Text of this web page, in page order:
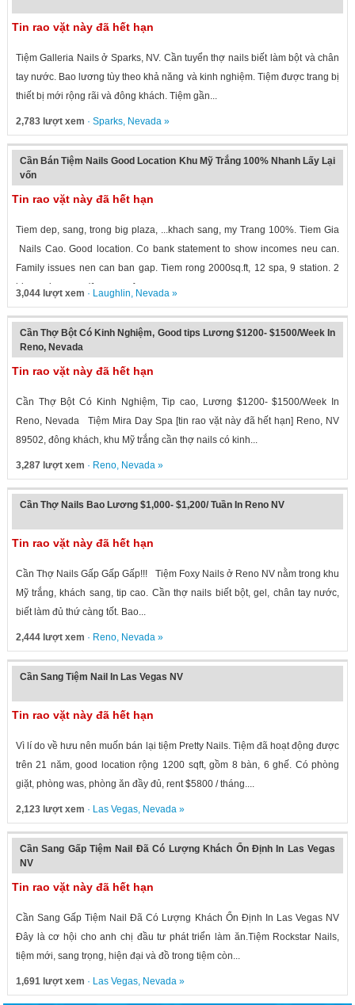
Tin rao vặt này đã hết hạn
Tiệm Galleria Nails ở Sparks, NV. Cần tuyển thợ nails biết làm bột và chân
tay nước. Bao lương tùy theo khả năng và kinh nghiệm. Tiệm được trang bị
thiết bị mới rộng rãi và đông khách. Tiệm gần...
2,783 lượt xem · Sparks, Nevada»
Cần Bán Tiệm Nails Good Location Khu Mỹ Trắng 100% Nhanh Lấy Lại
vốn
Tin rao vặt này đã hết hạn
Tiem dep, sang, trong big plaza, ...khach sang, my Trang 100%. Tiem Gia
Nails Cao. Good location. Co bank statement to show incomes neu can.
Family issues nen can ban gap. Tiem rong 2000sq.ft, 12 spa, 9 station. 2
big waxing room(1can use for...
3,044 lượt xem · Laughlin, Nevada»
Cần Thợ Bột Có Kinh Nghiệm, Good tips Lương $1200- $1500/Week In
Reno, Nevada
Tin rao vặt này đã hết hạn
Cần Thợ Bột Có Kinh Nghiệm, Tip cao, Lương $1200- $1500/Week In
Reno, Nevada Tiệm Mira Day Spa [tin rao vặt này đã hết hạn] Reno, NV
89502, đông khách, khu Mỹ trắng cần thợ nails có kinh...
3,287 lượt xem · Reno, Nevada»
Cần Thợ Nails Bao Lương $1,000- $1,200/ Tuần In Reno NV
Tin rao vặt này đã hết hạn
Cần Thợ Nails Gấp Gấp Gấp!!! Tiệm Foxy Nails ở Reno NV nằm trong khu
Mỹ trắng, khách sang, tip cao. Cần thợ nails biết bột, gel, chân tay nước,
biết làm đủ thứ càng tốt. Bao...
2,444 lượt xem · Reno, Nevada»
Cần Sang Tiệm Nail In Las Vegas NV
Tin rao vặt này đã hết hạn
Vì lí do về hưu nên muốn bán lại tiệm Pretty Nails. Tiệm đã hoạt động được
trên 21 năm, good location rộng 1200 sqft, gồm 8 bàn, 6 ghế. Có phòng
giặt, phòng was, phòng ăn đầy đủ, rent $5800 / tháng....
2,123 lượt xem · Las Vegas, Nevada»
Cần Sang Gấp Tiệm Nail Đã Có Lượng Khách Ổn Định In Las Vegas
NV
Tin rao vặt này đã hết hạn
Cần Sang Gấp Tiệm Nail Đã Có Lượng Khách Ổn Định In Las Vegas NV
Đây là cơ hội cho anh chị đầu tư phát triển làm ăn.Tiệm Rockstar Nails,
tiệm mới, sang trọng, hiện đại và đồ trong tiệm còn...
1,691 lượt xem · Las Vegas, Nevada»